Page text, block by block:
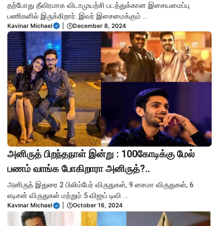
தற்போது தீவிரமாக விடாமுயற்சி படத்துக்கான இசையமைப்பு
பணிகளில் இருக்கிறார். இவர் இசைமைக்கும் ...
Kavinar Michael December 8, 2024
அனிருத் பிறந்தநாள் இன்று : 100கோடிக்கு மேல்
பணம் வாங்க போகிறாரா அனிருத்?..
அனிருத் இதுரை 2 பிலிம்பேர் விருதுகள், 9 சைமா விருதுகள், 6
எடிசன் விருதுகள் மற்றும் 5 விஜய் டிவி ...
Kavinar Michael October 16, 2024